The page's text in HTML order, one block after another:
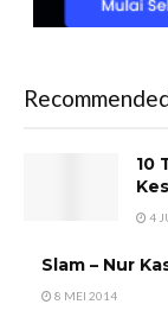
10
4
Slam – Nur
8 MEI 2014